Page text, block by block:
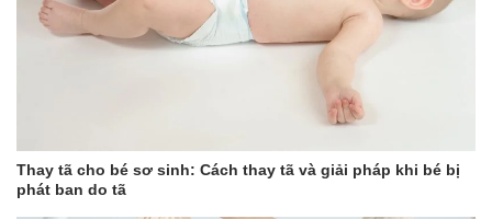
Thay tã cho bé sơ sinh: Cách thay tã và giải pháp khi bé bị
phát ban do tã